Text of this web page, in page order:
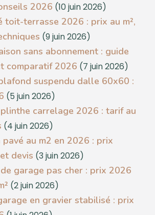
2026 (10 juin 2026)
toit-terrasse 2026 : prix au m²,
(9 juin 2026)
sans abonnement : guide
comparatif 2026 (7 juin 2026)
suspendu dalle 60x60 :
(5 juin 2026)
carrelage 2026 : tarif au
(4 juin 2026)
au m2 en 2026 : prix
devis (3 juin 2026)
garage pas cher : prix 2026
(2 juin 2026)
en gravier stabilisé : prix